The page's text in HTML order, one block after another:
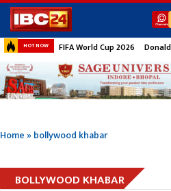
HOT NOW FIFA World Cup 2026
Home»bollywood khabar
BOLLYWOOD KHABAR